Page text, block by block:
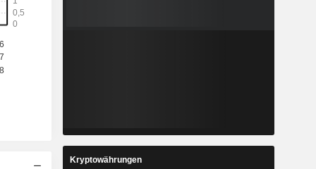
1.185.824 Kryptowährungen